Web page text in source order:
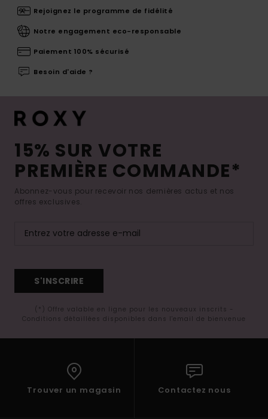
Rejoignez le programme de fidélité
Notre engagement eco-responsable
Paiement 100% sécurisé
Besoin d'aide ?
15% SUR VOTRE
PREMIÈRE COMMANDE*
Abonnez-vous pour recevoir nos dernières actus et nos
offres exclusives.
S'INSCRIRE
(*) Offre valable en ligne pour les nouveaux inscrits -
Conditions détaillées disponibles dans l'email de bienvenue
Trouver un magasin Contactez nous